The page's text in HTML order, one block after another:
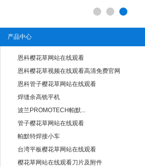
产品中心
恩科樱花草网站在线观看
恩科樱花草视频在线观看高清免费官网
恩科管子樱花草网站在线观看
焊缝余高铣平机
波兰PROMOTECH帕默...
管子樱花草网站在线观看
帕默特焊接小车
台湾平板樱花草网站在线观看
樱花草网站在线观看刀片及附件